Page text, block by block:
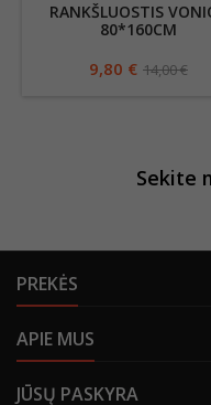
RANKŠLUOSTIS
80*160CM
9,80 € 14,00 €
Sekite
PREKĖS
APIE MUS
JŪSŲ PASKYRA